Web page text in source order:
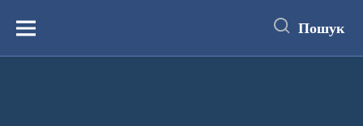
вмістуМеню Пошук